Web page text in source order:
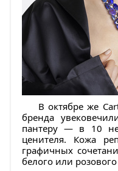
В октябре же
бренда
пантеру — в 10
ценителя. Кожа
графичных
белого или розового